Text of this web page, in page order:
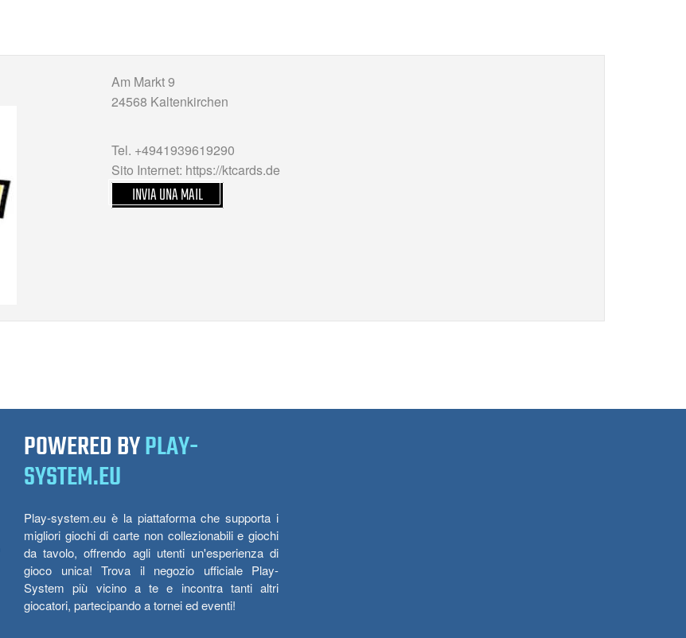
Am Markt 9
24568 Kaltenkirchen
Tel. +4941939619290
Sito Internet: https://ktcards.de
INVIA UNA MAIL
POWERED BYPLAY-
SYSTEM.EU
Play-system.eu è la piattaforma che supporta i
migliori giochi di carte non collezionabili e giochi
da tavolo, offrendo agli utenti un'esperienza di
gioco unica! Trova il negozio ufficiale Play-
System più vicino a te e incontra tanti altri
giocatori, partecipando a tornei ed eventi!